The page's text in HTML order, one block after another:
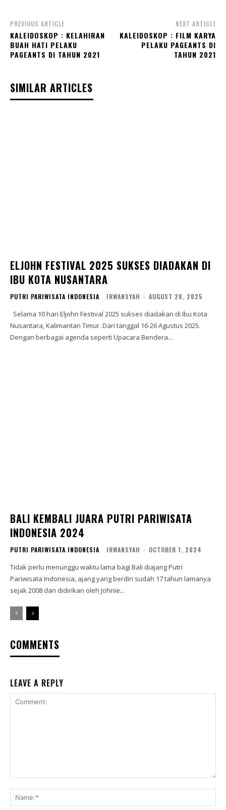
PREVIOUS ARTICLE
KALEIDOSKOP : KELAHIRAN
BUAH HATI PELAKU
PAGEANTS DI TAHUN 2021
NEXT ARTICLE
KALEIDOSKOP : FILM KARYA
PELAKU PAGEANTS DI
TAHUN 2021
SIMILAR ARTICLES
ELJOHN FESTIVAL 2025 SUKSES DIADAKAN DI
IBU KOTA NUSANTARA
PUTRI PARIWISATA INDONESIA IRWANSYAH - AUGUST 28, 2025
Nusantara, Kalimantan Timur. Dari tanggal 16-26 Agustus 2025.
Dengan berbagai agenda seperti Upacara Bendera...
BALI KEMBALI JUARA PUTRI PARIWISATA
INDONESIA 2024
PUTRI PARIWISATA INDONESIA IRWANSYAH - OCTOBER 1, 2024
Tidak perlu menunggu waktu lama bagi Bali diajang Putri
Pariwisata Indonesia, ajang yang berdiri sudah 17 tahun lamanya
sejak 2008 dan didirikan oleh Johnie...
COMMENTS
LEAVE A REPLY